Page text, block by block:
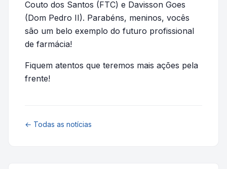
Couto dos Santos (FTC) e Davisson Goes
(Dom Pedro II). Parabéns, meninos, vocês
são um belo exemplo do futuro profissional
de farmácia!
Fiquem atentos que teremos mais ações pela
frente!
← Todas as notícias